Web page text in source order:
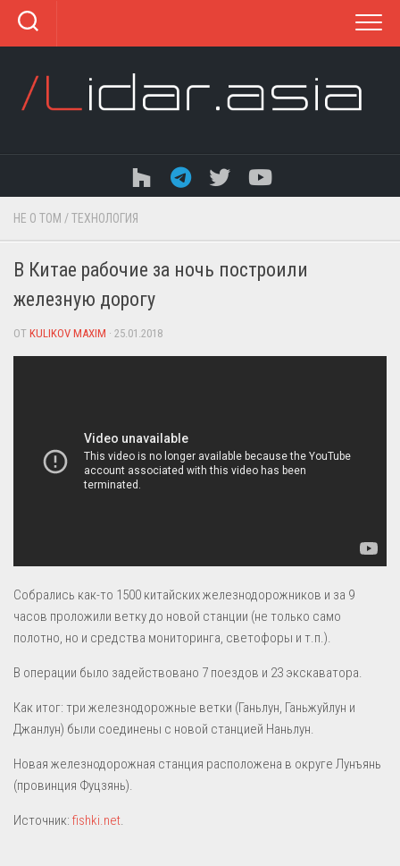
Перейти
содержанию
НЕ О ТОМ /ТЕХНОЛОГИЯ
В Китае рабочие за ночь построили
железную дорогу
ОТ KULIKOV MAXIM · 25.01.2018
Собрались как-то 1500 китайских железнодорожников и за 9
часов проложили ветку до новой станции (не только само
полотно, но и средства мониторинга, светофоры и т.п.).
В операции было задействовано 7 поездов и 23 экскаватора.
Как итог: три железнодорожные ветки (Ганьлун, Ганьжуйлун и
Джанлун) были соединены с новой станцией Наньлун.
Новая железнодорожная станция расположена в округе Лунъянь
(провинция Фуцзянь).
Источник: fishki.net.